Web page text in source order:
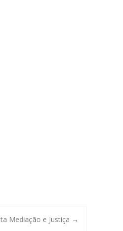
Mediação e Justiça →